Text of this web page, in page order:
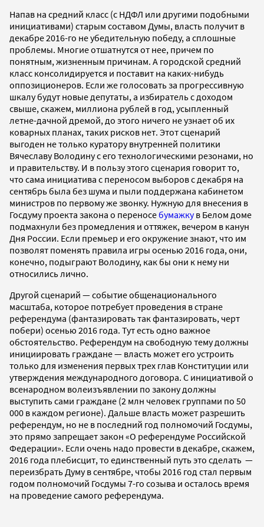
Напав на средний класс (с НДФЛ или другими подобными
инициативами) старым составом Думы, власть получит в
декабре 2016-го не убедительную победу, а сплошные
проблемы. Многие отшатнутся от нее, причем по
понятным, жизненным причинам. А городской средний
класс консолидируется и поставит на каких-нибудь
оппозиционеров. Если же голосовать за прогрессивную
шкалу будут новые депутаты, а избиратель с доходом
свыше, скажем, миллиона рублей в год, усыпленный
летне-дачной дремой, до этого ничего не узнает об их
коварных планах, таких рисков нет. Этот сценарий
выгоден не только куратору внутренней политики
Вячеславу Володину с его технологическими резонами, но
и правительству. И в пользу этого сценария говорит то,
что сама инициатива с переносом выборов с декабря на
сентябрь была без шума и пыли поддержана кабинетом
министров по первому же звонку. Нужную для внесения в
Госдуму проекта закона о переносебумажкув Белом доме
подмахнули без промедления и оттяжек, вечером в канун
Дня России. Если премьер и его окружение знают, что им
позволят поменять правила игры осенью 2016 года, они,
конечно, подыграют Володину, как бы они к нему ни
относились лично.
Другой сценарий — событие общенационального
масштаба, которое потребует проведения в стране
референдума (фантазировать так фантазировать, черт
побери) осенью 2016 года. Тут есть одно важное
обстоятельство. Референдум на свободную тему должны
инициировать граждане — власть может его устроить
только для изменения первых трех глав Конституции или
утверждения международного договора. С инициативой о
всенародном волеизъявлении по закону должны
выступить сами граждане (2 млн человек группами по 50
000 в каждом регионе). Дальше власть может разрешить
референдум, но не в последний год полномочий Госдумы,
это прямо запрещает закон «О референдуме Российской
Федерации». Если очень надо провести в декабре, скажем,
2016 года плебисцит, то единственный путь это сделать —
переизбрать Думу в сентябре, чтобы 2016 год стал первым
годом полномочий Госдумы 7-го созыва и осталось время
на проведение самого референдума.